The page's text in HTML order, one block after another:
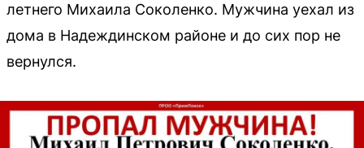
летнего Михаила Соколенко. Мужчина уехал из
дома в Надеждинском районе и до сих пор не
вернулся.